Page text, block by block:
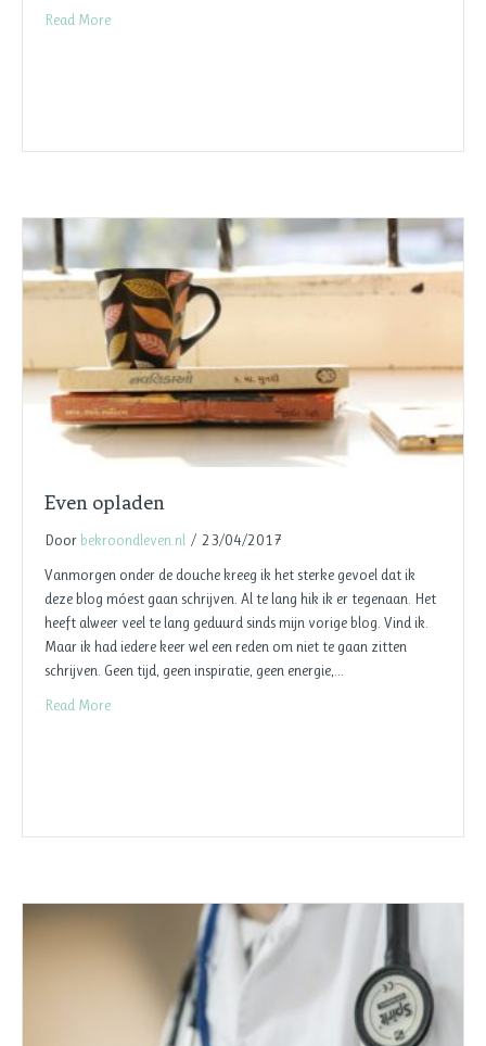
Read More
Even opladen
Door bekroondleven.nl / 23/04/2017
Vanmorgen onder de douche kreeg ik het sterke gevoel dat ik
deze blog móest gaan schrijven. Al te lang hik ik er tegenaan. Het
heeft alweer veel te lang geduurd sinds mijn vorige blog. Vind ik.
Maar ik had iedere keer wel een reden om niet te gaan zitten
schrijven. Geen tijd, geen inspiratie, geen energie,…
Read More